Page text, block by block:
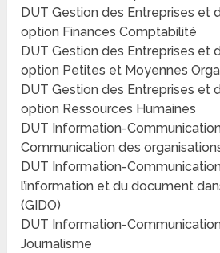
DUT Gestion des Entreprises et
option Finances Comptabilité
DUT Gestion des Entreprises et
option Petites et Moyennes
DUT Gestion des Entreprises et
option Ressources Humaines
DUT Information-
Communication des
DUT Information-
l’information et du document
(GIDO)
DUT Information-
Journalisme